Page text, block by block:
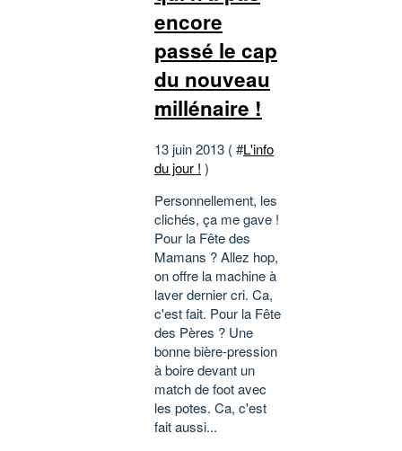
encore
passé le cap
du nouveau
millénaire !
13 juin 2013 ( #L'info
du jour ! )
Personnellement, les
clichés, ça me gave !
Pour la Fête des
Mamans ? Allez hop,
on offre la machine à
laver dernier cri. Ca,
c'est fait. Pour la Fête
des Pères ? Une
bonne bière-pression
à boire devant un
match de foot avec
les potes. Ca, c'est
fait aussi...